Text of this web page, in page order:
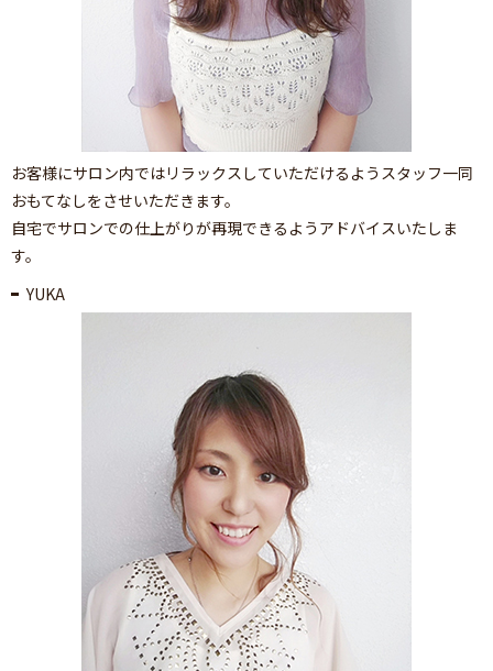
お客様にサロン内ではリラックスしていただけるようスタッフ一同
おもてなしをさせいただきます。
自宅でサロンでの仕上がりが再現できるようアドバイスいたしま
す。
YUKA